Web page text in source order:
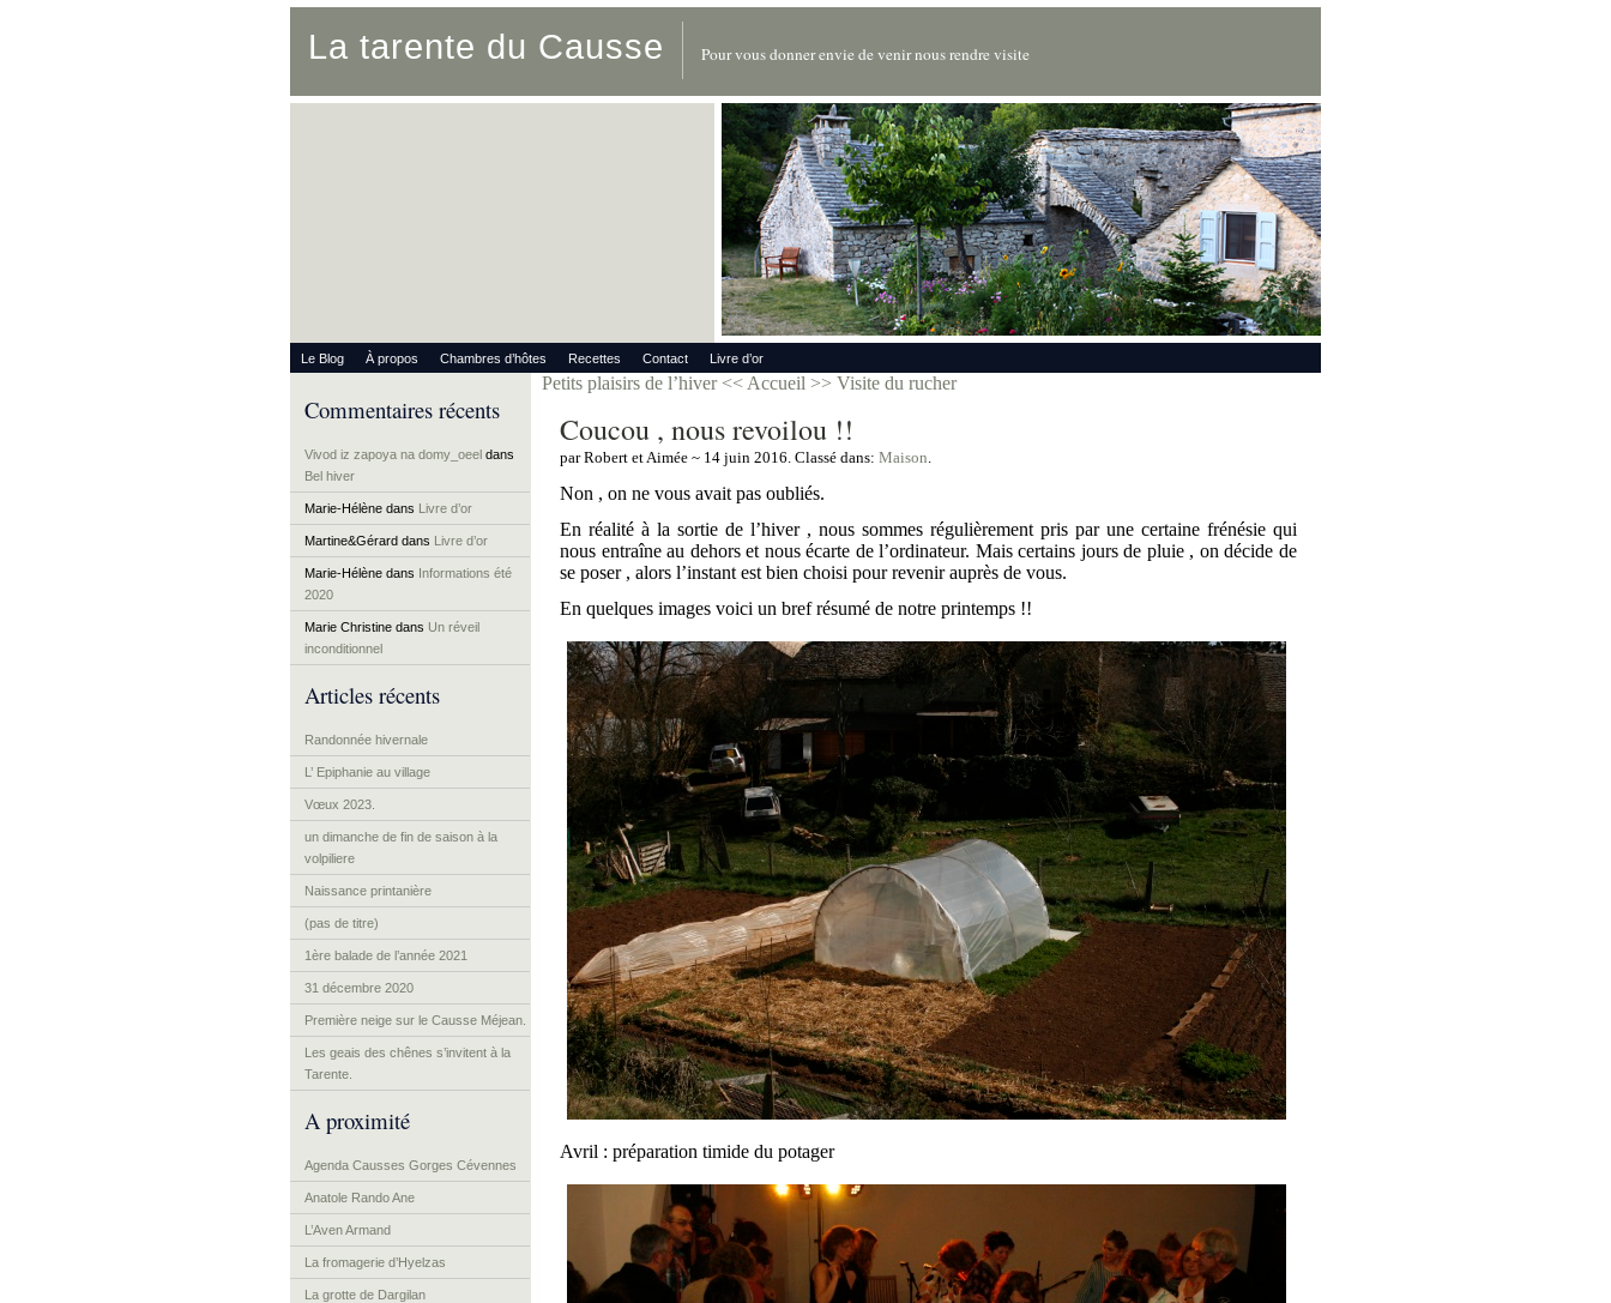
La tarente du Causse Pour vous donner envie de venir nous rendre visite
Le Blog À propos Chambres d’hôtes Recettes Contact Livre d’or
Commentaires récents
Vivod iz zapoya na domy_oeel dans
Bel hiver
Marie-Hélène dans Livre d’or
Martine&Gérard dans Livre d’or
Marie-Hélène dans Informations été
2020
Marie Christine dans Un réveil
inconditionnel
Articles récents
Randonnée hivernale
L’ Epiphanie au village
Vœux 2023.
un dimanche de fin de saison à la
volpiliere
Naissance printanière
(pas de titre)
1ère balade de l’année 2021
31 décembre 2020
Première neige sur le Causse Méjean.
Les geais des chênes s’invitent à la
Tarente.
A proximité
Agenda Causses Gorges Cévennes
Anatole Rando Ane
L’Aven Armand
La fromagerie d’Hyelzas
La grotte de Dargilan
Petits plaisirs de l’hiver << Accueil >> Visite du rucher
Coucou , nous revoilou !!
par Robert et Aimée ~ 14 juin 2016. Classé dans: Maison.
Non , on ne vous avait pas oubliés.
En réalité à la sortie de l’hiver , nous sommes régulièrement pris par une certaine frénésie qui
nous entraîne au dehors et nous écarte de l’ordinateur. Mais certains jours de pluie , on décide de
se poser , alors l’instant est bien choisi pour revenir auprès de vous.
En quelques images voici un bref résumé de notre printemps !!
Avril : préparation timide du potager